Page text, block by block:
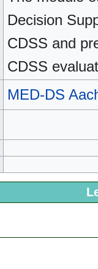
Decision
CDSS and
CDSS
MED-DS